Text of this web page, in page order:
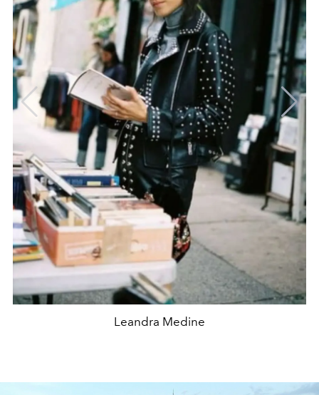
Leandra Medine